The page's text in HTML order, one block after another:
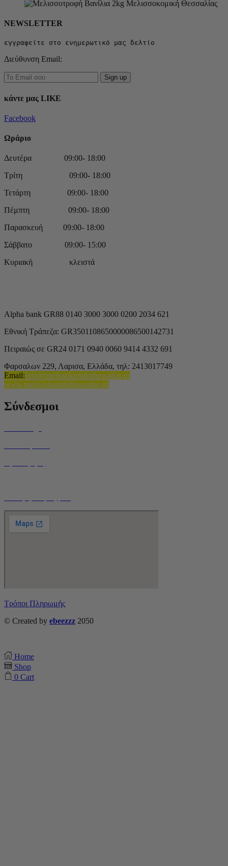
NEWSLETTER
εγγραφείτε στο ενημερωτικό μας δελτίο
Διεύθυνση Email:
κάντε μας LIKE
Facebook
Ωράριο
Δευτέρα 09:00- 18:00
Τρίτη 09:00- 18:00
Τετάρτη 09:00- 18:00
Πέμπτη 09:00- 18:00
Παρασκευή 09:00- 18:00
Σάββατο 09:00- 15:00
Κυριακή κλειστά
Alpha bank GR88 0140 3000 3000 0200 2034 621
Εθνική Τράπεζα: GR3501108650000086500142731
Πειραιώς σε GR24 0171 0940 0060 9414 4332 691
Φαρσαλων 229, Λαρισα, Ελλάδα, τηλ: 2413017749
Email:info@melissokomikithessalias.gr
www.melissokomikithessalias.gr
Σύνδεσμοι
Τρόποι Πληρωμής
© Created by ebeezzz 2050
Home
Shop
0 Cart